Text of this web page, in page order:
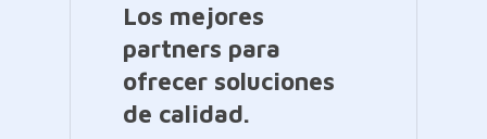
Los mejores
partners para
ofrecer soluciones
de calidad.